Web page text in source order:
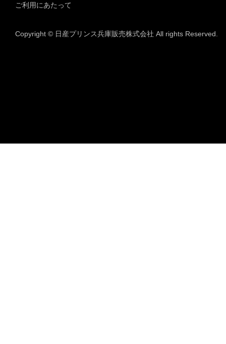
ご利用にあたって
Copyright © 日産プリンス兵庫販売株式会社 All rights Reserved.